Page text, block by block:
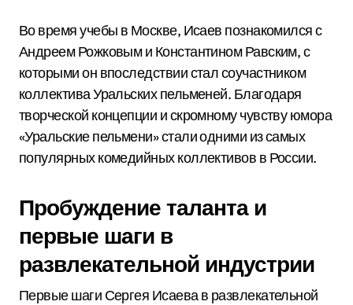
Во время учебы в Москве, Исаев познакомился с
Андреем Рожковым и Константином Равским, с
которыми он впоследствии стал соучастником
коллектива Уральских пельменей. Благодаря
творческой концепции и скромному чувству юмора
«Уральские пельмени» стали одними из самых
популярных комедийных коллективов в России.
Пробуждение таланта и
первые шаги в
развлекательной индустрии
Первые шаги Сергея Исаева в развлекательной